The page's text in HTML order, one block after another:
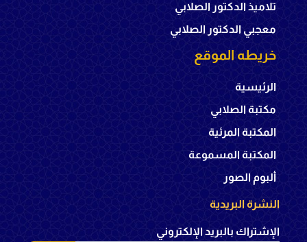
تلاميذ الدكتور الصلابي
معجبي الدكتور الصلابي
خريطه الموقع
الرئيسية
مكتبة الصلابي
المكتبة المرئية
المكتبة المسموعة
ألبوم الصور
النشرة البريدية
الإشتراك بالبريد الإلكتروني